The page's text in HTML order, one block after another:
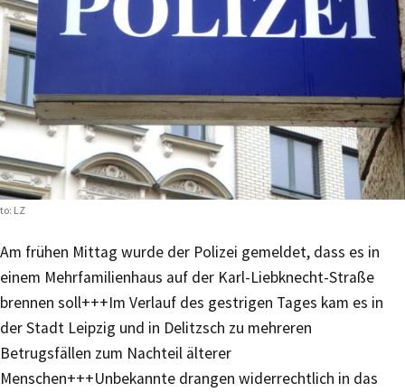
LZ
Am frühen Mittag wurde der Polizei gemeldet, dass es in
einem Mehrfamilienhaus auf der Karl-Liebknecht-Straße
brennen soll+++Im Verlauf des gestrigen Tages kam es in
der Stadt Leipzig und in Delitzsch zu mehreren
Betrugsfällen zum Nachteil älterer
Menschen+++Unbekannte drangen widerrechtlich in das